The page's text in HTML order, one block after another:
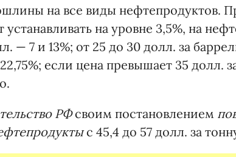
на все виды нефтепродуктов.
устанавливать на уровне 3,5%, на
— 7 и 13%; от 25 до 30 долл. за
если цена превышает 35 долл.
РФсвоим постановлением
с 45,4 до 57 долл. за